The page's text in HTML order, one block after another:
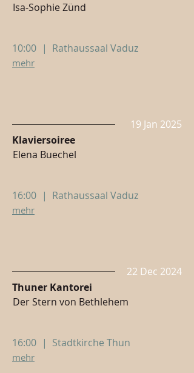
Isa-Sophie Zünd
10:00 | Rathaussaal Vaduz
mehr
19 Jan 2025
Klaviersoiree
Elena Buechel
16:00 | Rathaussaal Vaduz
mehr
22 Dec 2024
Thuner Kantorei
Der Stern von Bethlehem
16:00 | Stadtkirche Thun
mehr